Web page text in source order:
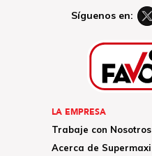
Síguenos en:
LA EMPRESA
Trabaje con Nosotros
Acerca de Supermaxi